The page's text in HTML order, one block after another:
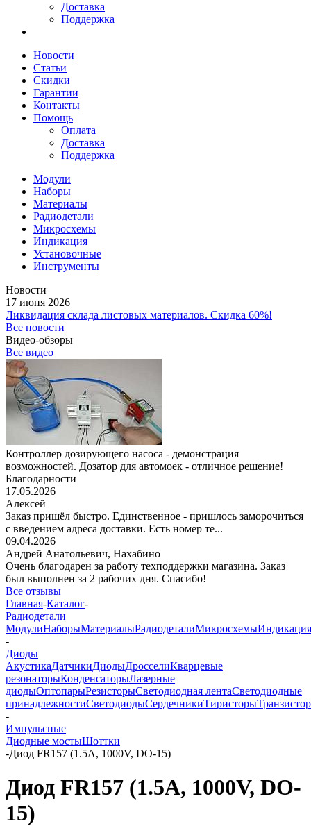
Доставка
Поддержка
Новости
Статьи
Скидки
Гарантии
Контакты
Помощь
Оплата
Доставка
Поддержка
Модули
Наборы
Материалы
Радиодетали
Микросхемы
Индикация
Установочные
Инструменты
Новости
17 июня 2026
Ликвидация склада листовых материалов. Скидка 60%!
Все новости
Видео-обзоры
Все видео
Контроллер дозирующего насоса - демонстрация
возможностей. Дозатор для автомоек - отличное решение!
Благодарности
17.05.2026
Алексей
Заказ пришёл быстро. Единственное - пришлось заморочиться
с введением адреса доставки. Есть номер те...
09.04.2026
Андрей Анатольевич, Нахабино
Очень благодарен за работу техподдержки магазина. Заказ
был выполнен за 2 рабочих дня. Спасибо!
Все отзывы
Главная-Каталог-
Радиодетали
МодулиНаборыМатериалыРадиодеталиМикросхемыИндикация
-
Диоды
АкустикаДатчикиДиодыДросселиКварцевые
резонаторыКонденсаторыЛазерные
диодыОптопарыРезисторыСветодиодная лентаСветодиодные
принадлежностиСветодиодыСердечникиТиристоры
-
Импульсные
Диодные мостыШоттки
-Диод FR157 (1.5A, 1000V, DO-15)
Диод FR157 (1.5A, 1000V, DO-
15)